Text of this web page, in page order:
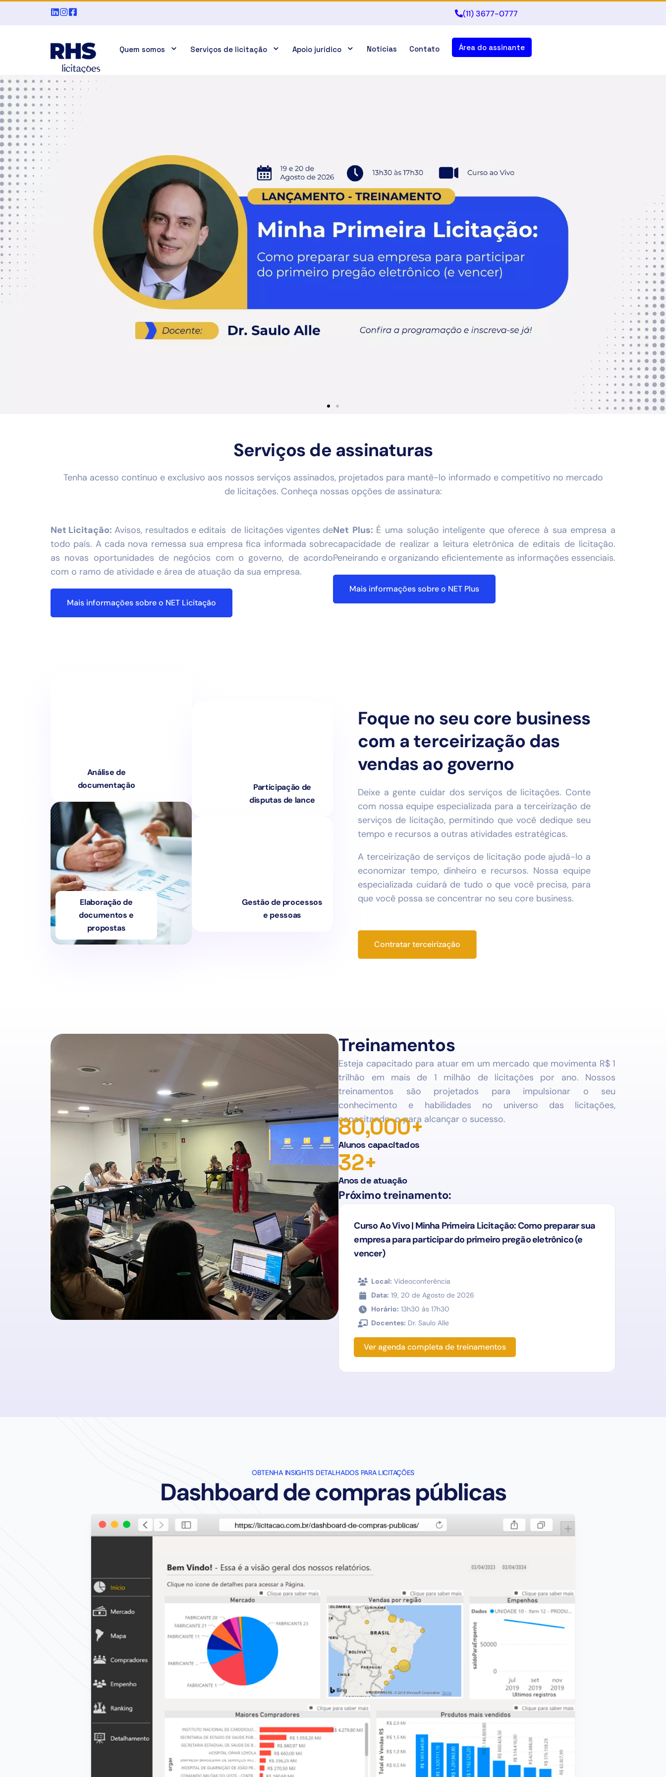
(11) 3677-0777
Quem somos Serviços de licitação Apoio jurídico Notícias Contato Área do assinante
Serviços de assinaturas
Tenha acesso contínuo e exclusivo aos nossos serviços assinados, projetados para mantê-lo informado e competitivo no mercado
de licitações. Conheça nossas opções de assinatura:
Net Licitação: Avisos, resultados e editais de licitações vigentes de
todo país. A cada nova remessa sua empresa fica informada sobre
as novas oportunidades de negócios com o governo, de acordo
com o ramo de atividade e área de atuação da sua empresa.
Mais informações sobre o NET Licitação
Net Plus: É uma solução inteligente que oferece à sua empresa a
capacidade de realizar a leitura eletrônica de editais de licitação.
Peneirando e organizando eficientemente as informações essenciais.
Mais informações sobre o NET Plus
Análise de
documentação
Elaboração de
documentos e
propostas
Participação de
disputas de lance
Gestão de processos
e pessoas
Foque no seu core business
com a terceirização das
vendas ao governo
Deixe a gente cuidar dos serviços de licitações. Conte
com nossa equipe especializada para a terceirização de
serviços de licitação, permitindo que você dedique seu
tempo e recursos a outras atividades estratégicas.
A terceirização de serviços de licitação pode ajudá-lo a
economizar tempo, dinheiro e recursos. Nossa equipe
especializada cuidará de tudo o que você precisa, para
que você possa se concentrar no seu core business.
Contratar terceirização
Treinamentos
Esteja capacitado para atuar em um mercado que movimenta R$ 1
trilhão em mais de 1 milhão de licitações por ano. Nossos
treinamentos são projetados para impulsionar o seu
conhecimento e habilidades no universo das licitações,
capacitando-o para alcançar o sucesso.
80,000+
Alunos capacitados
32+
Anos de atuação
Próximo treinamento:
Curso Ao Vivo | Minha Primeira Licitação: Como preparar sua
empresa para participar do primeiro pregão eletrônico (e
vencer)
Local: Videoconferência
Data: 19, 20 de Agosto de 2026
Horário: 13h30 às 17h30
Docentes: Dr. Saulo Alle
Ver agenda completa de treinamentos
OBTENHA INSIGHTS DETALHADOS PARA LICITAÇÕES
Dashboard de compras públicas